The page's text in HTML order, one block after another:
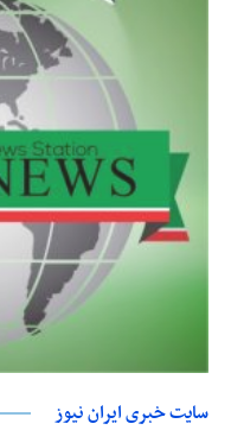
سایت خبری ایران نیوز